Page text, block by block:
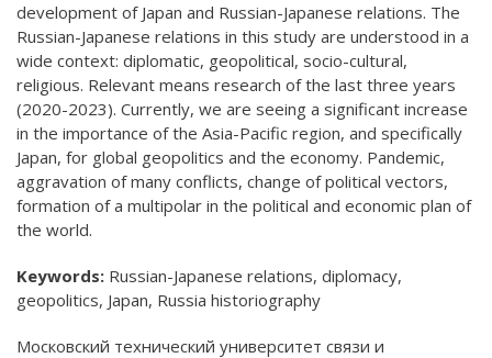
development of Japan and Russian-Japanese relations. The
Russian-Japanese relations in this study are understood in a
wide context: diplomatic, geopolitical, socio-cultural,
religious. Relevant means research of the last three years
(2020-2023). Currently, we are seeing a significant increase
in the importance of the Asia-Pacific region, and specifically
Japan, for global geopolitics and the economy. Pandemic,
aggravation of many conflicts, change of political vectors,
formation of a multipolar in the political and economic plan of
the world.
Keywords: Russian-Japanese relations, diplomacy,
geopolitics, Japan, Russia historiography
Московский технический университет связи и